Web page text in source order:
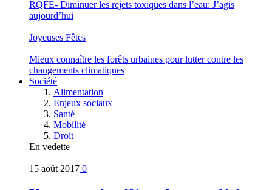
RQFE- Diminuer les rejets toxiques dans l’eau: J’agis
aujourd’hui
Joyeuses Fêtes
Mieux connaître les forêts urbaines pour lutter contre les
changements climatiques
Société
Alimentation
Enjeux sociaux
Santé
Mobilité
Droit
En vedette
15 août 2017 0